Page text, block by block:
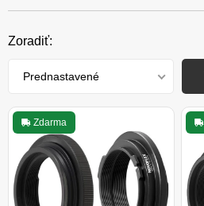
Zoradiť:
Prednastavené
Zdarma